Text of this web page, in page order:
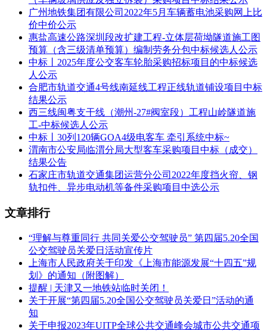
车
（大写：壹拾壹万元/
辆.年）
五、评审专家（单一来源采购人员）名单：
方祖华、宋开健、叶建华、龚小玲、魏晓燕、马其华、顾智浩
六、代理服务收费标准及金额：
本项目代理费收费标准：中标人领取中标通知书后5日内，一
次性向招标代理单位支付人民币31800元整。
本项目代理费总金额：3.1800000 万元（人民币）
七、公告期限
自本公告发布之日起1个工作日。
八、其它补充事宜
车辆总价（不含电池）：6398400.00元电池（质保年限按地标
要求执行）总价：7040000.00元
交货期：2022年8月10日前交付并完成车辆上牌
推荐理由：上海万象汽车制造有限公司投标文件编制齐全，技
术规格及参数全部响应招标文件，质量保证承诺好，报价合理
且最低。
广州地铁集团有限公司2022年5月车辆蓄电池采购网上比
价中价公示
惠盐高速公路深圳段改扩建工程-立体层荷坳隧道施工图
预算（含三级清单预算）编制劳务分包中标候选人公示
中标丨2025年度公交客车轮胎采购招标项目的中标候选
人公示
合肥市轨道交通4号线南延线工程正线轨道铺设项目中标
结果公示
西三线闽粤支干线（潮州-27#阀室段）工程山岭隧道施
工-中标候选人公示
中标丨30列120辆GOA4级电客车 牵引系统中标~
渭南市公安局临渭分局大型客车采购项目中标（成交）
结果公告
石家庄市轨道交通集团运营分公司2022年度挡火帘、钢
轨扣件、异步电动机等备件采购项目中选公示
文章排行
“理解与尊重同行 共同关爱公交驾驶员” 第四届5.20全国
公交驾驶员关爱日活动宣传片
上海市人民政府关于印发《上海市能源发展“十四五”规
划》的通知（附图解）
提醒 | 天津又一地铁站临时关闭！
关于开展“第四届5.20全国公交驾驶员关爱日”活动的通
知
关于申报2023年UITP全球公共交通峰会城市公共交通项